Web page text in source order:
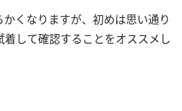
くなりますが、初めは思い通り
して確認することをオススメし